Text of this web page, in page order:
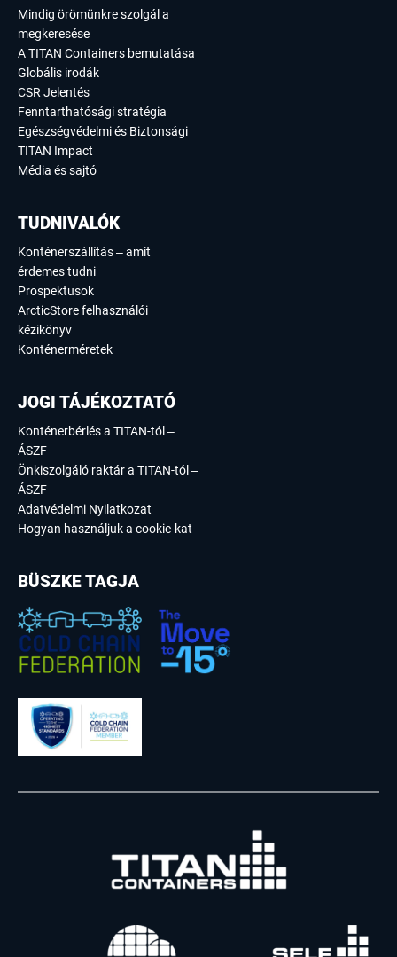
Mindig örömünkre szolgál a
megkeresése
A TITAN Containers bemutatása
Globális irodák
CSR Jelentés
Fenntarthatósági stratégia
Egészségvédelmi és Biztonsági
TITAN Impact
Média és sajtó
TUDNIVALÓK
Konténerszállítás – amit
érdemes tudni
Prospektusok
ArcticStore felhasználói
kézikönyv
Konténerméretek
JOGI TÁJÉKOZTATÓ
Konténerbérlés a TITAN-tól –
ÁSZF
Önkiszolgáló raktár a TITAN-tól –
ÁSZF
Adatvédelmi Nyilatkozat
Hogyan használjuk a cookie-kat
BÜSZKE TAGJA